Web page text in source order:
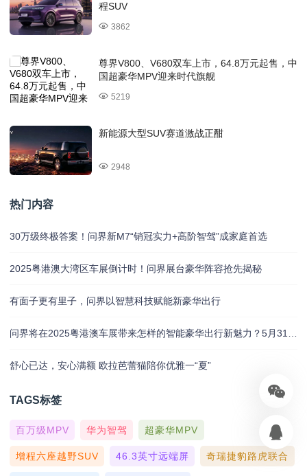
程SUV
3862
尊界V800、V680双车上市，64.8万元起售，中
国超豪华MPV迎来时代旗舰
5219
新能源大型SUV赛道激战正酣
2948
热门内容
30万级终极答案！问界新M7“销冠实力+高阶智驾”成家庭首选
2025粤港澳大湾区车展倒计时！问界展台豪华阵容抢先揭秘
有面子更有里子，问界以智慧科技赋能新豪华出行
舒心已达，安心满额 欧拉芭蕾猫陪你优雅一“夏”
TAGS标签
百万级MPV 华为智驾 超豪华MPV
增程六座越野SUV 46.3英寸远端屏 奇瑞捷豹路虎联合